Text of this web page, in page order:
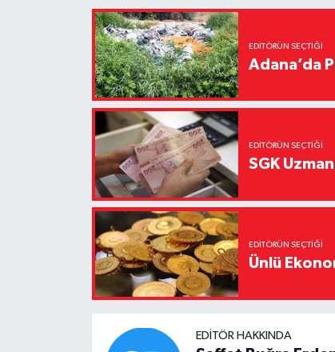
EDITÖRÜN SEÇTIĞI
Adana’da
EDITÖRÜN SEÇTIĞI
SGK
EDITÖRÜN SEÇTIĞI
Ünlü
EDITÖR HAKKINDA